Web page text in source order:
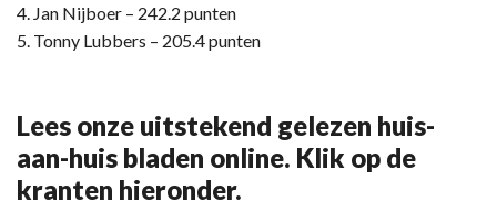
4. Jan Nijboer – 242.2 punten
5. Tonny Lubbers – 205.4 punten
Lees onze uitstekend gelezen huis-
aan-huis bladen online. Klik op de
kranten hieronder.